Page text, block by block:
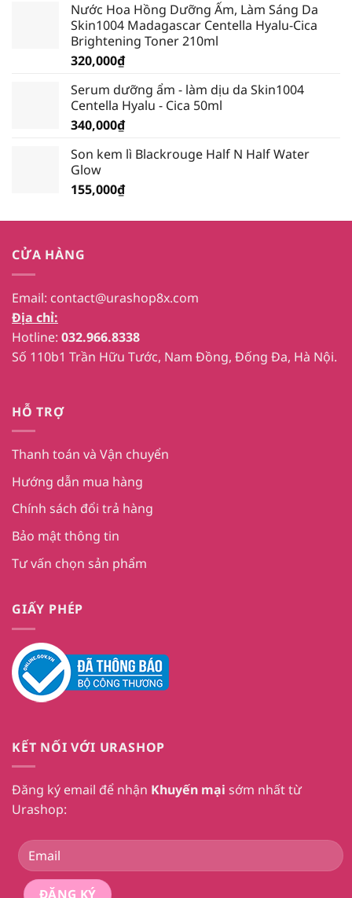
là:
389,000₫.
tại
là:
339,000₫.
Nước Hoa Hồng Dưỡng Ẩm, Làm Sáng Da
Skin1004 Madagascar Centella Hyalu-Cica
Brightening Toner 210ml
320,000₫
Serum dưỡng ẩm - làm dịu da Skin1004
Centella Hyalu - Cica 50ml
340,000₫
Son kem lì Blackrouge Half N Half Water
Glow
155,000₫
CỬA HÀNG
Email: contact@urashop8x.com
Địa chỉ:
Hotline: 032.966.8338
Số 110b1 Trần Hữu Tước, Nam Đồng, Đống Đa, Hà Nội.
HỖ TRỢ
Thanh toán và Vận chuyển
Hướng dẫn mua hàng
Chính sách đổi trả hàng
Bảo mật thông tin
Tư vấn chọn sản phẩm
GIẤY PHÉP
KẾT NỐI VỚI URASHOP
Đăng ký email để nhận Khuyến mại sớm nhất từ
Urashop: